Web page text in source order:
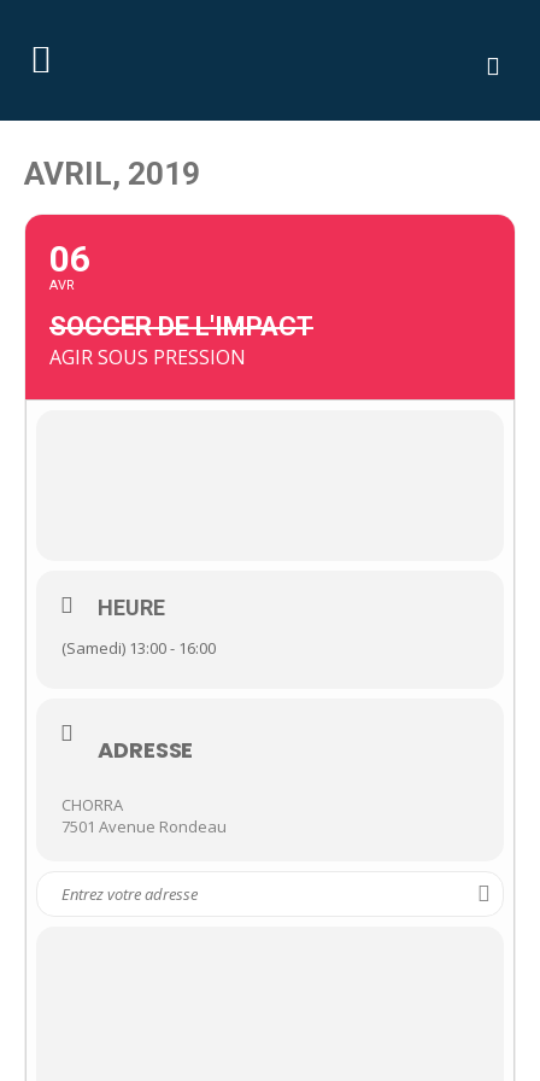
AVRIL, 2019
06
AVR
SOCCER DE L'IMPACT
AGIR SOUS PRESSION
HEURE
(Samedi) 13:00 - 16:00
ADRESSE
CHORRA
7501 Avenue Rondeau